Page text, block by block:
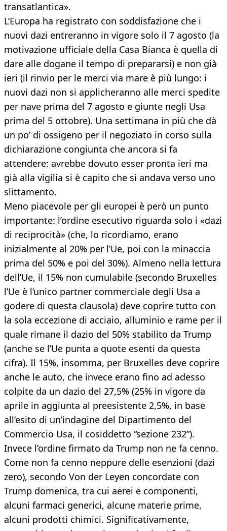
transatlantica».
L’Europa ha registrato con soddisfazione che i
nuovi dazi entreranno in vigore solo il 7 agosto (la
motivazione ufficiale della Casa Bianca è quella di
dare alle dogane il tempo di prepararsi) e non già
ieri (il rinvio per le merci via mare è più lungo: i
nuovi dazi non si applicheranno alle merci spedite
per nave prima del 7 agosto e giunte negli Usa
prima del 5 ottobre). Una settimana in più che dà
un po’ di ossigeno per il negoziato in corso sulla
dichiarazione congiunta che ancora si fa
attendere: avrebbe dovuto esser pronta ieri ma
già alla vigilia si è capito che si andava verso uno
slittamento.
Meno piacevole per gli europei è però un punto
importante: l’ordine esecutivo riguarda solo i «dazi
di reciprocità» (che, lo ricordiamo, erano
inizialmente al 20% per l’Ue, poi con la minaccia
prima del 50% e poi del 30%). Almeno nella lettura
dell’Ue, il 15% non cumulabile (secondo Bruxelles
l’Ue è l’unico partner commerciale degli Usa a
godere di questa clausola) deve coprire tutto con
la sola eccezione di acciaio, alluminio e rame per il
quale rimane il dazio del 50% stabilito da Trump
(anche se l’Ue punta a quote esenti da questa
cifra). Il 15%, insomma, per Bruxelles deve coprire
anche le auto, che invece erano fino ad adesso
colpite da un dazio del 27,5% (25% in vigore da
aprile in aggiunta al preesistente 2,5%, in base
all’esito di un’indagine del Dipartimento del
Commercio Usa, il cosiddetto “sezione 232”).
Invece l’ordine firmato da Trump non ne fa cenno.
Come non fa cenno neppure delle esenzioni (dazi
zero), secondo Von der Leyen concordate con
Trump domenica, tra cui aerei e componenti,
alcuni farmaci generici, alcune materie prime,
alcuni prodotti chimici. Significativamente,